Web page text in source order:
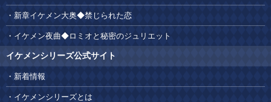
新章イケメン大奥◆禁じられた恋
イケメン夜曲◆ロミオと秘密のジュリエット
イケメンシリーズ公式サイト
新着情報
イケメンシリーズとは